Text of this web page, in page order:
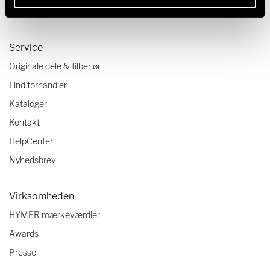
Autocamper tjekliste
Service
Originale dele & tilbehør
Find forhandler
Kataloger
Kontakt
HelpCenter
Nyhedsbrev
Virksomheden
HYMER mærkeværdier
Awards
Presse